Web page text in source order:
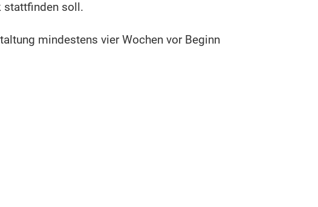
stattfinden soll.
mindestens vier Wochen vor Beginn